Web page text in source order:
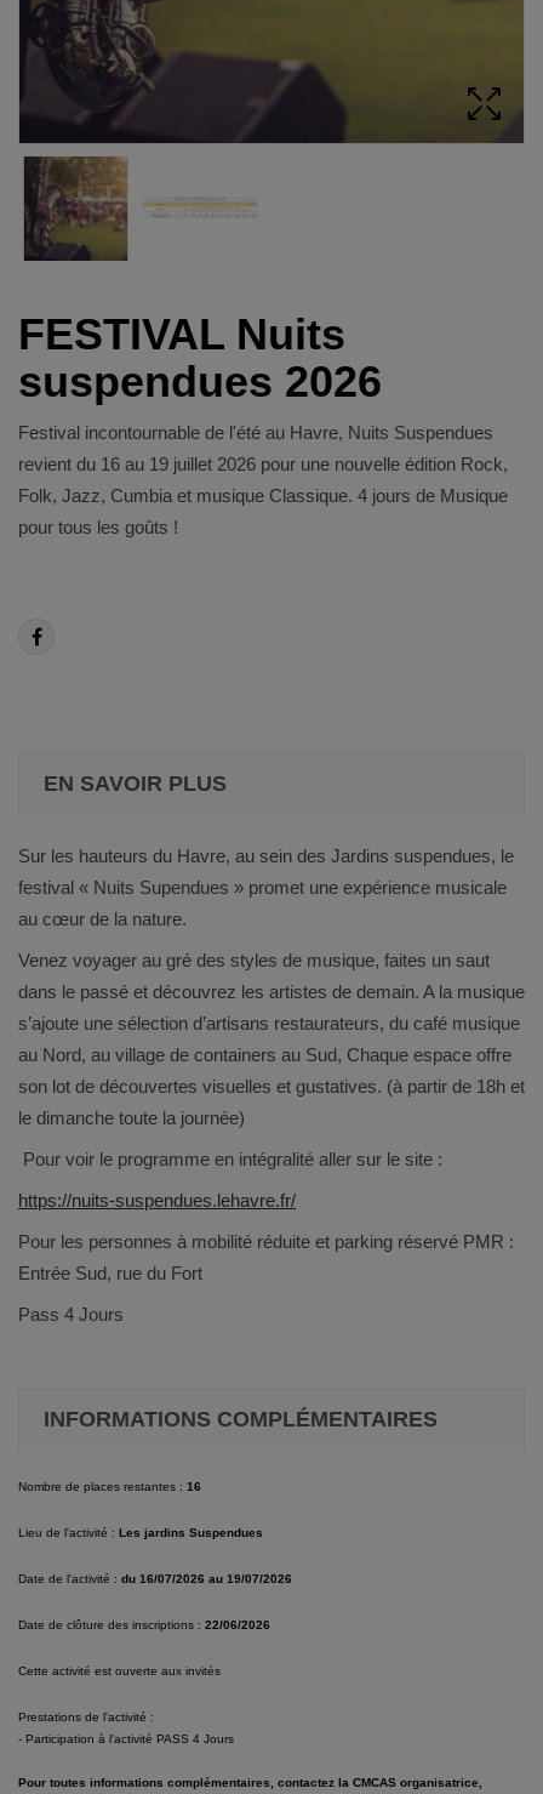
FESTIVAL Nuits
suspendues 2026
Festival incontournable de l'été au Havre, Nuits Suspendues
revient du 16 au 19 juillet 2026 pour une nouvelle édition Rock,
Folk, Jazz, Cumbia et musique Classique. 4 jours de Musique
pour tous les goûts !
EN SAVOIR PLUS
Sur les hauteurs du Havre, au sein des Jardins suspendues, le
festival « Nuits Supendues » promet une expérience musicale
au cœur de la nature.
Venez voyager au gré des styles de musique, faites un saut
dans le passé et découvrez les artistes de demain. A la musique
s’ajoute une sélection d’artisans restaurateurs, du café musique
au Nord, au village de containers au Sud, Chaque espace offre
son lot de découvertes visuelles et gustatives. (à partir de 18h et
le dimanche toute la journée)
Pour voir le programme en intégralité aller sur le site :
https://nuits-suspendues.lehavre.fr/
Pour les personnes à mobilité réduite et parking réservé PMR :
Entrée Sud, rue du Fort
Pass 4 Jours
INFORMATIONS COMPLÉMENTAIRES
Nombre de places restantes : 16
Lieu de l'activité : Les jardins Suspendues
Date de l'activité : du 16/07/2026 au 19/07/2026
Date de clôture des inscriptions : 22/06/2026
Cette activité est ouverte aux invités
Prestations de l'activité :
- Participation à l'activité PASS 4 Jours
Pour toutes informations complémentaires, contactez la CMCAS organisatrice,